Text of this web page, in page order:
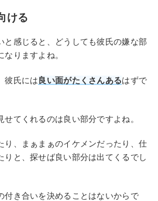
ける
と感じると、どうしても彼氏の嫌な部
りますよね。
彼氏には良い面がたくさんあるはずで
てくれるのは良い部分ですよね。
り、まぁまぁのイケメンだったり、仕
りと、探せば良い部分は出てくるでし
付き合いを決めることはないからで